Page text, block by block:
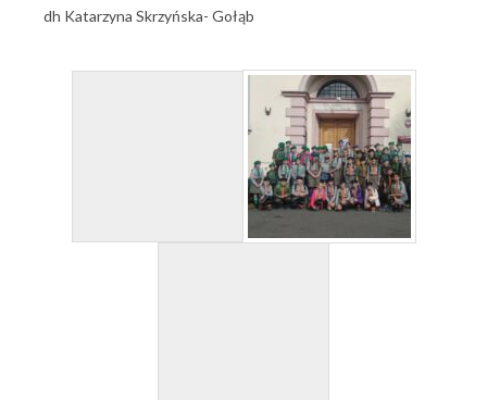
dh Katarzyna Skrzyńska- Gołąb